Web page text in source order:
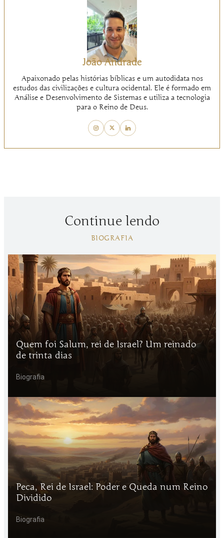
João Andrade
Apaixonado pelas histórias bíblicas e um autodidata nos
estudos das civilizações e cultura ocidental. Ele é formado em
Análise e Desenvolvimento de Sistemas e utiliza a tecnologia
para o Reino de Deus.
Continue lendo
BIOGRAFIA
Quem foi Salum, rei de Israel? Um reinado
de trinta dias
Biografia
Peca, Rei de Israel: Poder e Queda num Reino
Dividido
Biografia